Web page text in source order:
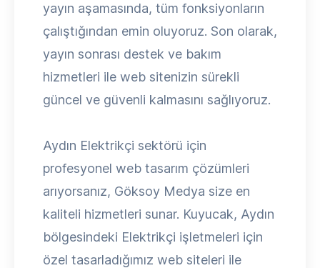
yayın aşamasında, tüm fonksiyonların
çalıştığından emin oluyoruz. Son olarak,
yayın sonrası destek ve bakım
hizmetleri ile web sitenizin sürekli
güncel ve güvenli kalmasını sağlıyoruz.
Aydın Elektrikçi sektörü için
profesyonel web tasarım çözümleri
arıyorsanız, Göksoy Medya size en
kaliteli hizmetleri sunar. Kuyucak, Aydın
bölgesindeki Elektrikçi işletmeleri için
özel tasarladığımız web siteleri ile